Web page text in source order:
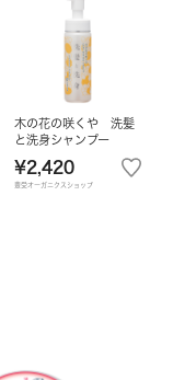
木の花の咲くや 洗髪
と洗身シャンプー
¥2,420
豊受オーガニクスショップ